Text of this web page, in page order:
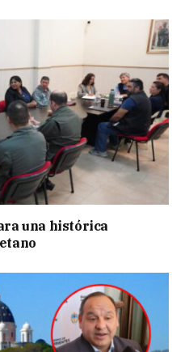
una histórica